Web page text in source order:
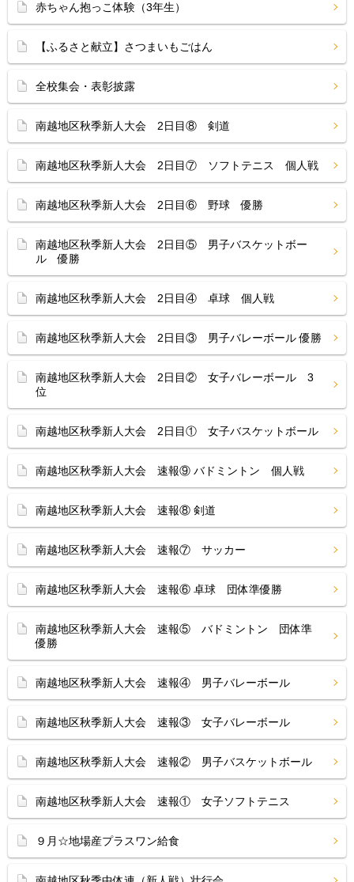
赤ちゃん抱っこ体験（3年生）
【ふるさと献立】さつまいもごはん
全校集会・表彰披露
南越地区秋季新人大会 2日目⑧ 剣道
南越地区秋季新人大会 2日目⑦ ソフトテニス 個人戦
南越地区秋季新人大会 2日目⑥ 野球 優勝
南越地区秋季新人大会 2日目⑤ 男子バスケットボー
ル 優勝
南越地区秋季新人大会 2日目④ 卓球 個人戦
南越地区秋季新人大会 2日目③ 男子バレーボール 優勝
南越地区秋季新人大会 2日目② 女子バレーボール 3
位
南越地区秋季新人大会 2日目① 女子バスケットボール
南越地区秋季新人大会 速報⑨ バドミントン 個人戦
南越地区秋季新人大会 速報⑧ 剣道
南越地区秋季新人大会 速報⑦ サッカー
南越地区秋季新人大会 速報⑥ 卓球 団体準優勝
南越地区秋季新人大会 速報⑤ バドミントン 団体準
優勝
南越地区秋季新人大会 速報④ 男子バレーボール
南越地区秋季新人大会 速報③ 女子バレーボール
南越地区秋季新人大会 速報② 男子バスケットボール
南越地区秋季新人大会 速報① 女子ソフトテニス
９月☆地場産プラスワン給食